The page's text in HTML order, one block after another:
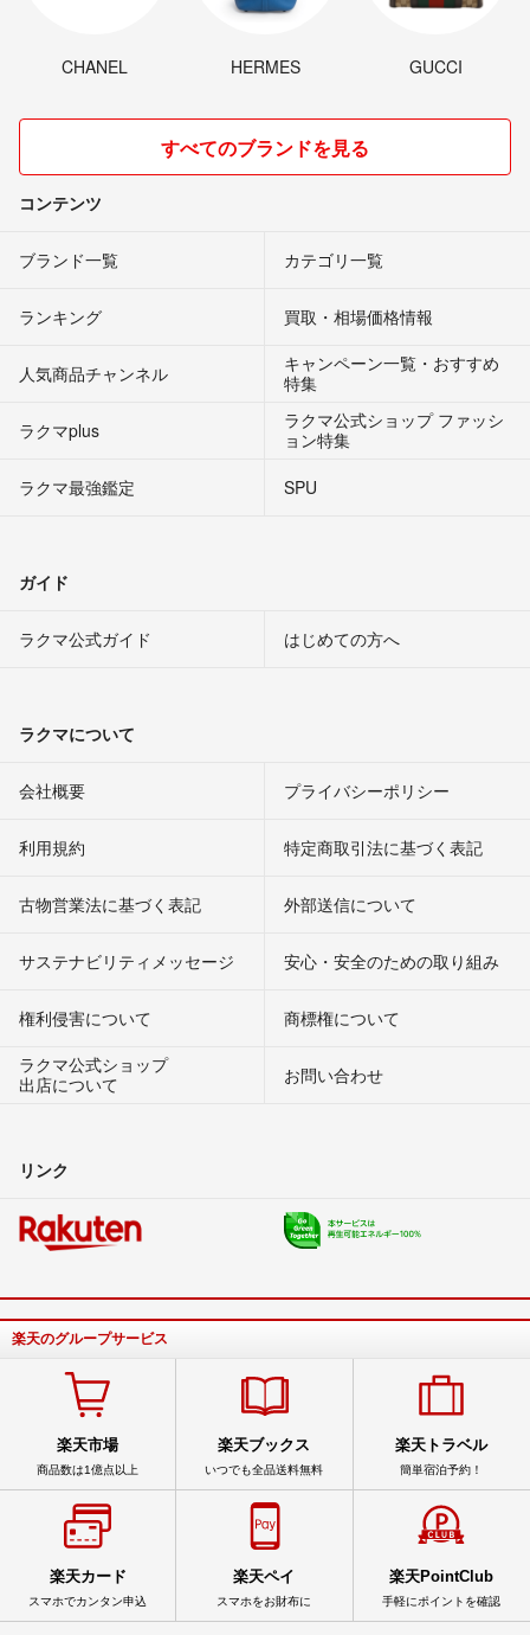
CHANEL HERMES GUCCI
すべてのブランドを見る
コンテンツ
ブランド一覧 カテゴリ一覧
ランキング 買取・相場価格情報
人気商品チャンネル
キャンペーン一覧・おすすめ
特集
ラクマplus
ラクマ公式ショップ ファッシ
ョン特集
ラクマ最強鑑定
SPU
ガイド
ラクマ公式ガイド はじめての方へ
ラクマについて
会社概要 プライバシーポリシー
利用規約 特定商取引法に基づく表記
古物営業法に基づく表記 外部送信について
サステナビリティメッセージ 安心・安全のための取り組み
権利侵害について
商標権について
ラクマ公式ショップ
出店について
お問い合わせ
リンク
楽天のグループサービス
楽天市場
商品数は1億点以上
楽天ブックス
いつでも全品送料無料
楽天トラベル
簡単宿泊予約！
楽天カード
スマホでカンタン申込
楽天ペイ
スマホをお財布に
楽天PointClub
手軽にポイントを確認